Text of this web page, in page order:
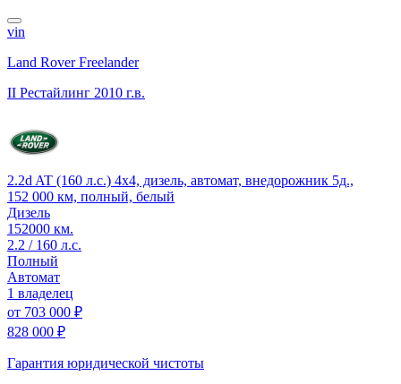
vin
Land Rover Freelander
II Рестайлинг 2010 г.в.
2.2d AT (160 л.с.) 4x4, дизель, автомат, внедорожник 5д.,
152 000 км, полный, белый
Дизель
152000 км.
2.2 / 160 л.с.
Полный
Автомат
1 владелец
от 703 000 ₽
828 000 ₽
Гарантия юридической чистоты